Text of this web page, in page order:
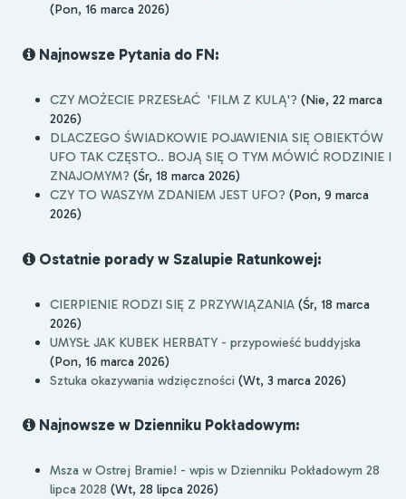
(Pon, 16 marca 2026)
Najnowsze Pytania do FN:
CZY MOŻECIE PRZESŁAĆ 'FILM Z KULĄ'? (Nie, 22 marca
2026)
DLACZEGO ŚWIADKOWIE POJAWIENIA SIĘ OBIEKTÓW
UFO TAK CZĘSTO.. BOJĄ SIĘ O TYM MÓWIĆ RODZINIE I
ZNAJOMYM? (Śr, 18 marca 2026)
CZY TO WASZYM ZDANIEM JEST UFO? (Pon, 9 marca
2026)
Ostatnie porady w Szalupie Ratunkowej:
CIERPIENIE RODZI SIĘ Z PRZYWIĄZANIA (Śr, 18 marca
2026)
UMYSŁ JAK KUBEK HERBATY - przypowieść buddyjska
(Pon, 16 marca 2026)
Sztuka okazywania wdzięczności (Wt, 3 marca 2026)
Najnowsze w Dzienniku Pokładowym:
Msza w Ostrej Bramie! - wpis w Dzienniku Pokładowym 28
lipca 2028 (Wt, 28 lipca 2026)